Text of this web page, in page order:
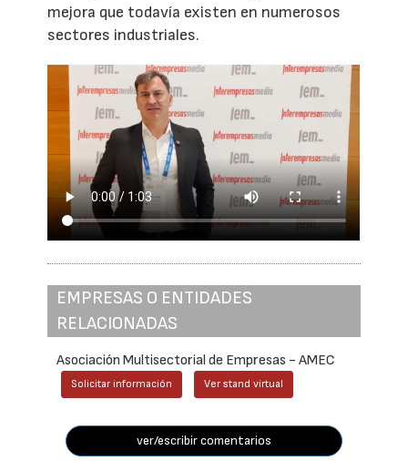
mejora que todavía existen en numerosos
sectores industriales.
EMPRESAS O ENTIDADES
RELACIONADAS
Asociación Multisectorial de Empresas - AMEC
Solicitar información Ver stand virtual
ver/escribir comentarios